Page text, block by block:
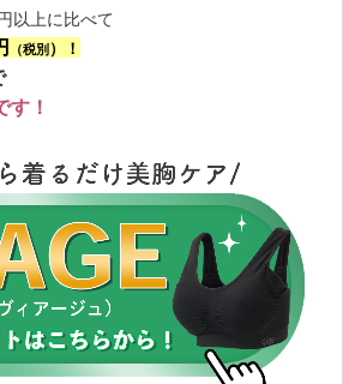
以上に比べて
（税別 ）！
す！